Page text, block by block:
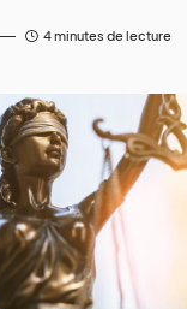
4 minutes de lecture